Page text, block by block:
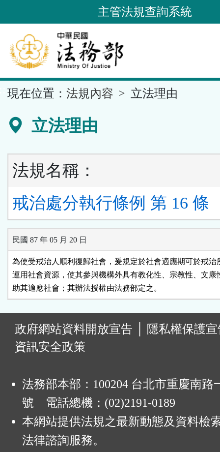
到
要
內
容
區
主管法規查詢系統
現在位置： 法規內容 立法理由
立法理由
法規名稱：
戒治處分執行條例 第 16 條
民國 87 年 05 月 20 日
為使受戒治人順利復歸社會，爰規定於社會適應期可於戒治
運用社會資源，使其參與機構外具有教化性、宗教性、文康
助其適應社會；其辦法授權由法務部定之。
政府網站資料開放宣告
隱私權保護
資訊安全政策
法務部本部：100204 台北市重慶南路
號 電話總機：(02)2191-0189
本網站提供法規之最新動態及資料檢
法律諮詢服務。